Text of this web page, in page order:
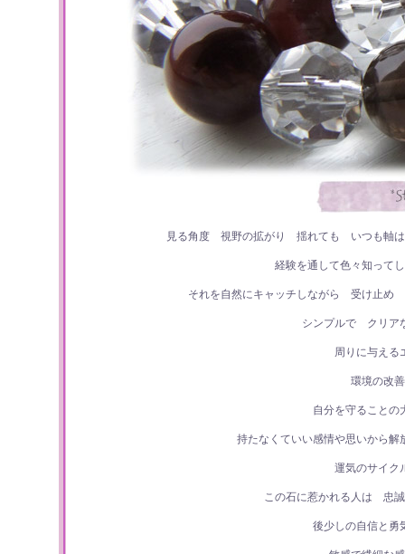
見る角度 視野の拡がり 揺れても いつも軸は
経験を通して色々知って
それを自然にキャッチしながら 受け止め
シンプルで クリア
周りに与え
環境の改
自分を守ること
持たなくていい感情や思いから
運気のサイク
この石に惹かれる人は 忠
後少しの自信と勇